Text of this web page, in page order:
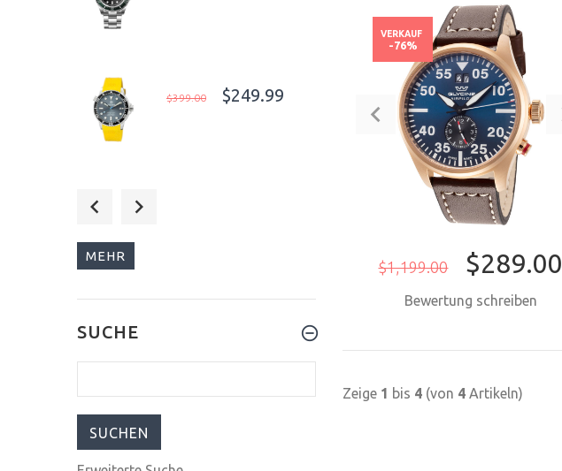
$1,199.00 $289.00
VERKAUF
-76%
Bewertung schreiben
Zeige 1 bis 4 (von 4 Artikeln)
$399.00 $249.99
MEHR
SUCHE